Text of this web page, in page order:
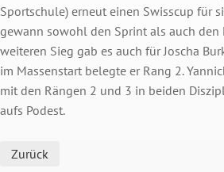
Sportschule) erneut einen Swisscup für
gewann sowohl den Sprint als auch den
weiteren Sieg gab es auch für Joscha
im Massenstart belegte er Rang 2.
mit den Rängen 2 und 3 in beiden
aufs Podest.
Zurück